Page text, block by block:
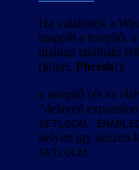
Ha valakinek a
mappát a telepítő,
útjában található
(köszi, Phresh!):
a telepítő (és az
“delayed
SETLOCAL
helyett így nézzen
SETLOCAL